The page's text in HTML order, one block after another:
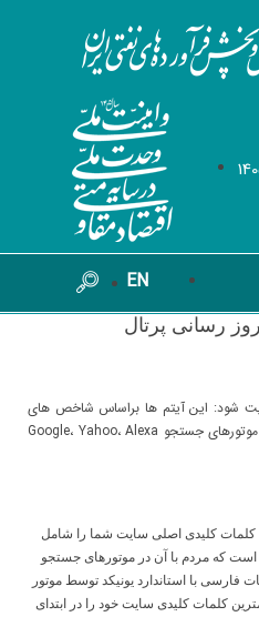
EN
رسانی پرتال
شود: این آیتم ها براساس شاخص های
جستجو Google، Yahoo، Alexa
شامل ۵ تا ۸ کلمه که کلمات کلیدی اصلی سایت شما را شامل
است که مردم با آن در موتورهای جستجو
فارسی با استاندارد یونیکد توسط موتور
کلمات کلیدی سایت خود را در ابتدای